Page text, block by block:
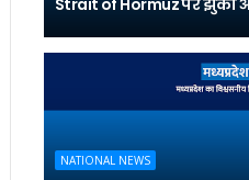
Strait of Hormuz पर झुका
NATIONAL NEWS